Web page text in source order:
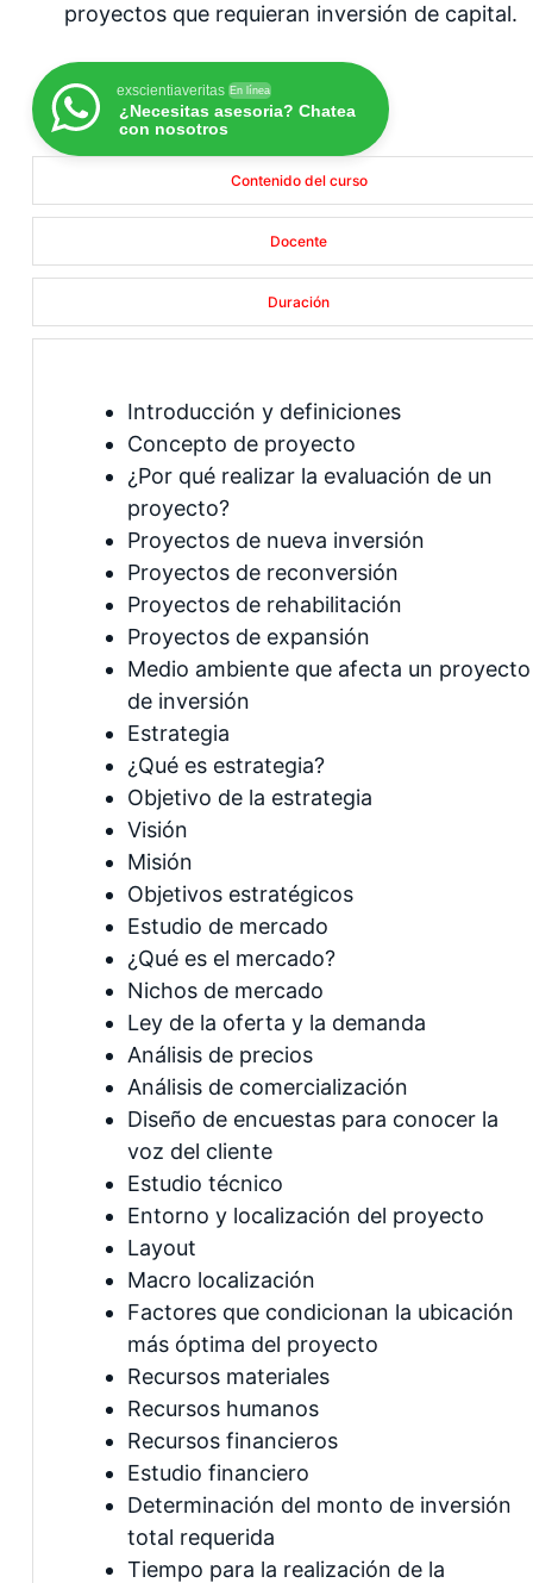
proyectos que requieran inversión de capital.
exscientiaveritas En línea
¿Necesitas asesoria? Chatea
con nosotros
Contenido del curso
Docente
Duración
Introducción y definiciones
Concepto de proyecto
¿Por qué realizar la evaluación de un
proyecto?
Proyectos de nueva inversión
Proyectos de reconversión
Proyectos de rehabilitación
Proyectos de expansión
Medio ambiente que afecta un proyecto
de inversión
Estrategia
¿Qué es estrategia?
Objetivo de la estrategia
Visión
Misión
Objetivos estratégicos
Estudio de mercado
¿Qué es el mercado?
Nichos de mercado
Ley de la oferta y la demanda
Análisis de precios
Análisis de comercialización
Diseño de encuestas para conocer la
voz del cliente
Estudio técnico
Entorno y localización del proyecto
Layout
Macro localización
Factores que condicionan la ubicación
más óptima del proyecto
Recursos materiales
Recursos humanos
Recursos financieros
Estudio financiero
Determinación del monto de inversión
total requerida
Tiempo para la realización de la